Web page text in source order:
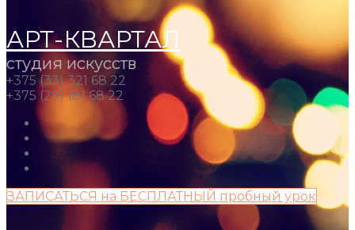
АРТ-КВАРТАЛ
студия искусств
+375 (33) 321 68 22
+375 (29) 181 68 22
ЗАПИСАТЬСЯ на БЕСПЛАТНЫЙ пробный урок